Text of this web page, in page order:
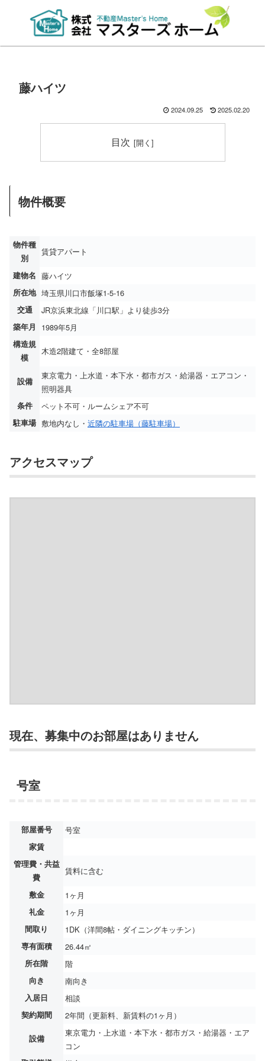
藤ハイツ
2024.09.25 2025.02.20
目次
物件概要
物件種
別
賃貸アパート
建物名 藤ハイツ
所在地 埼玉県川口市飯塚1-5-16
交通 JR京浜東北線「川口駅」より徒歩3分
築年月 1989年5月
構造規
模
木造2階建て・全8部屋
設備
東京電力・上水道・本下水・都市ガス・給湯器・エアコン・
照明器具
条件 ペット不可・ルームシェア不可
駐車場 敷地内なし・ 近隣の駐車場（藤駐車場）
アクセスマップ
現在、募集中のお部屋はありません
号室
部屋番号 号室
家賃
管理費・共益
費
賃料に含む
敷金 1ヶ月
礼金 1ヶ月
間取り 1DK（洋間8帖・ダイニングキッチン）
専有面積 26.44㎡
所在階 階
向き 南向き
入居日 相談
契約期間 2年間（更新料、新賃料の1ヶ月）
設備
東京電力・上水道・本下水・都市ガス・給湯器・エア
コン